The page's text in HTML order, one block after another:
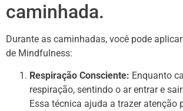
caminhada.
Durante as caminhadas, você pode
de Mindfulness:
Respiração Consciente: Enquanto
respiração, sentindo o ar entrar e
Essa técnica ajuda a trazer atenção